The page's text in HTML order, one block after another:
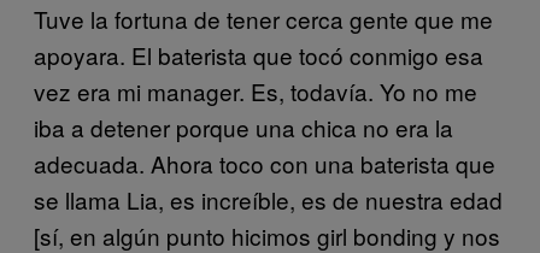
Tuve la fortuna de tener cerca gente que me
apoyara. El baterista que tocó conmigo esa
vez era mi manager. Es, todavía. Yo no me
iba a detener porque una chica no era la
adecuada. Ahora toco con una baterista que
se llama Lia, es increíble, es de nuestra edad
[sí, en algún punto hicimos girl bonding y nos